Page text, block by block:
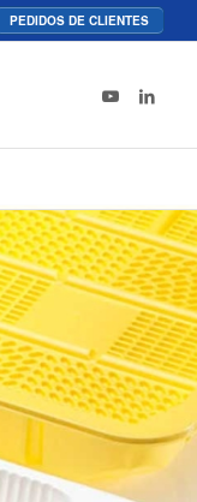
PEDIDOS DE CLIENTES